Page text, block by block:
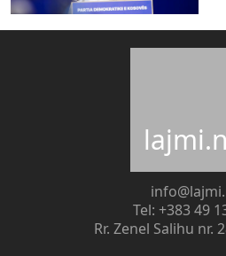
Tel: +383 49
Rr. Zenel Salihu nr.